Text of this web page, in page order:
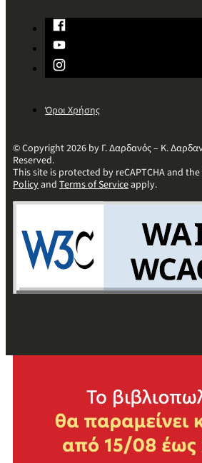
Όροι Χρήσης
© Copyright 2026 by Γ. Δαρδανός – Κ.
Reserved.
This site is protected by reCAPTCHA and
Policyand Terms of Serviceapply.